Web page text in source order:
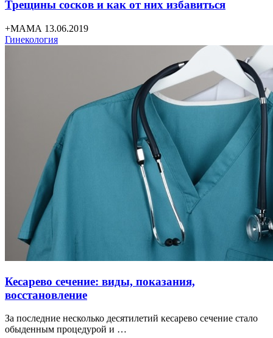
Трещины сосков и как от них избавиться
+МАМА 13.06.2019
Гинекология
Кесарево сечение: виды, показания,
восстановление
За последние несколько десятилетий кесарево сечение стало
обыденным процедурой и …